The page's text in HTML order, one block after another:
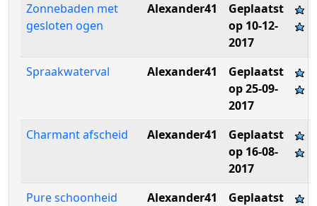
Zonnebaden met
gesloten ogen
Alexander41
Geplaatst
op 10-12-
2017
Spraakwaterval
Alexander41
Geplaatst
op 25-09-
2017
Charmant afscheid
Alexander41
Geplaatst
op 16-08-
2017
Pure schoonheid
Alexander41
Geplaatst